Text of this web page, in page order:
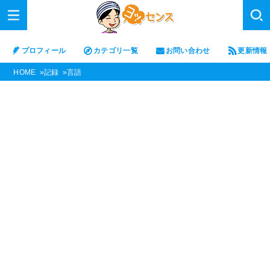
プロフィール カテゴリ一覧 お問い合わせ 更新情報
HOME 記録 言語